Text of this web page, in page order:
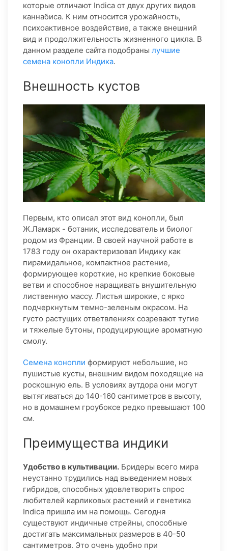
которые отличают Indica от двух других видов
каннабиса. К ним относится урожайность,
психоактивное воздействие, а также внешний
вид и продолжительность жизненного цикла. В
данном разделе сайта подобраны лучшие
семена конопли Индика.
Внешность кустов
Первым, кто описал этот вид конопли, был
Ж.Ламарк - ботаник, исследователь и биолог
родом из Франции. В своей научной работе в
1783 году он охарактеризовал Индику как
пирамидальное, компактное растение,
формирующее короткие, но крепкие боковые
ветви и способное наращивать внушительную
лиственную массу. Листья широкие, с ярко
подчеркнутым темно-зеленым окрасом. На
густо растущих ответвлениях созревают тугие
и тяжелые бутоны, продуцирующие ароматную
смолу.
Семена конопли формируют небольшие, но
пушистые кусты, внешним видом походящие на
роскошную ель. В условиях аутдора они могут
вытягиваться до 140-160 сантиметров в высоту,
но в домашнем гроубоксе редко превышают 100
см.
Преимущества индики
Удобство в культивации. Бридеры всего мира
неустанно трудились над выведением новых
гибридов, способных удовлетворить спрос
любителей карликовых растений и генетика
Indica пришла им на помощь. Сегодня
существуют индичные стрейны, способные
достигать максимальных размеров в 40-50
сантиметров. Это очень удобно при